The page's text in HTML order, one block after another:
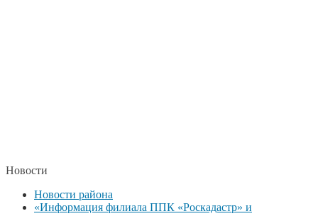
Новости
Новости района
«Информация филиала ППК «Роскадастр» и